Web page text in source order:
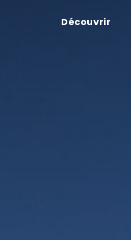
Découvrir